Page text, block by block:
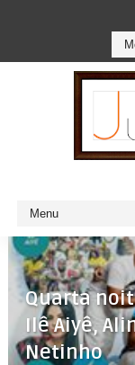
Quarta
Ilê Aiyê,
Netinho